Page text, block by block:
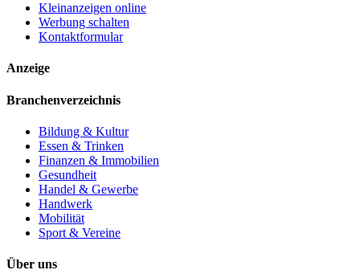
Kleinanzeigen online
Werbung schalten
Kontaktformular
Anzeige
Branchenverzeichnis
Bildung & Kultur
Essen & Trinken
Finanzen & Immobilien
Gesundheit
Handel & Gewerbe
Handwerk
Mobilität
Sport & Vereine
Über uns